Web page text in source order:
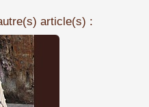
article(s) :